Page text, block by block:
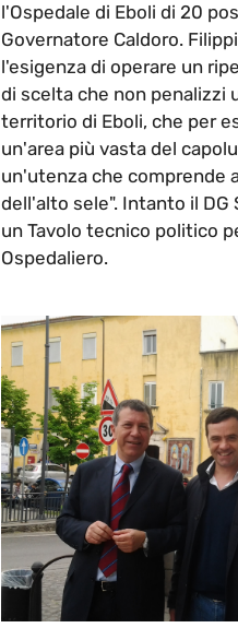
l'Ospedale di Eboli di 20
Governatore Caldoro.
l'esigenza di operare un
di scelta che non penalizzi
territorio di Eboli, che per
un'area più vasta del
un'utenza che comprende
dell'alto sele". Intanto il
un Tavolo tecnico politico
Ospedaliero.